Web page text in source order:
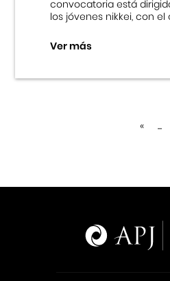
convocatoria está
los jóvenes nikkei, con el
Ver más
« ...